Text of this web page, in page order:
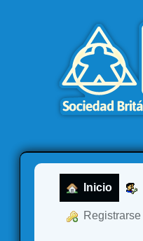
Inicio
Registrarse